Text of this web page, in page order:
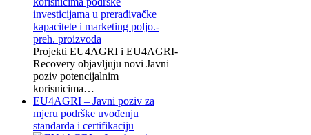
Projekti EU4AGRI i EU4AGRI-
Recovery objavljuju novi Javni
poziv potencijalnim
korisnicima…
EU4AGRI – Javni poziv za
mjeru podrške uvođenju
standarda i certifikaciju